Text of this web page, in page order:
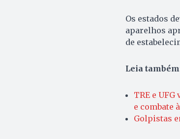
Os estados
aparelhos
de
Leia
TRE e
e combate
Golpistas